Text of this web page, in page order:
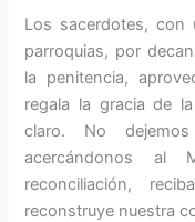
Los sacerdotes, con
parroquias, por
la penitencia,
regala la gracia de
claro. No
acercándonos al
reconciliación,
reconstruye nuestra